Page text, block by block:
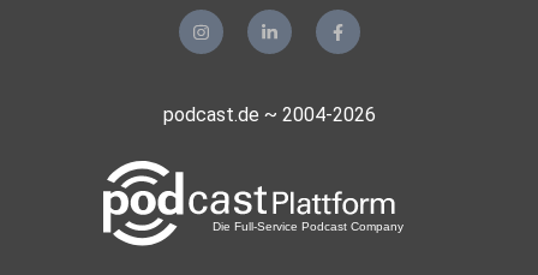
podcast.de ~ 2004-2026